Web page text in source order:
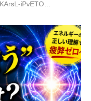
iPvETO…